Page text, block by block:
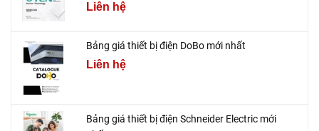
Liên hệ
Bảng giá thiết bị điện DoBo mới nhất
Liên hệ
Bảng giá thiết bị điện Schneider Electric mới